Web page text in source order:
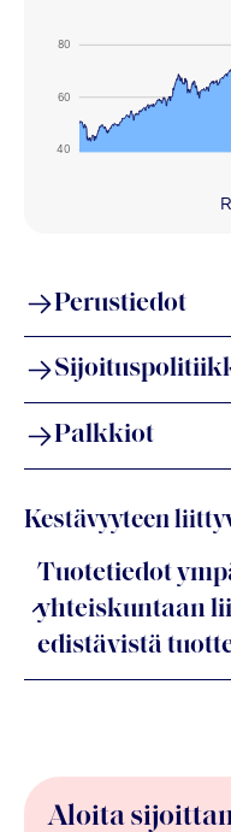
40
60
80
Perustiedot
Palkkiot
Kestävyyteen
Tuotetiedot
yhteiskuntaan
edistävistä
Aloita